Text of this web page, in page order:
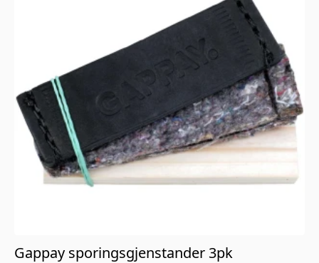
Gappay sporingsgjenstander 3pk